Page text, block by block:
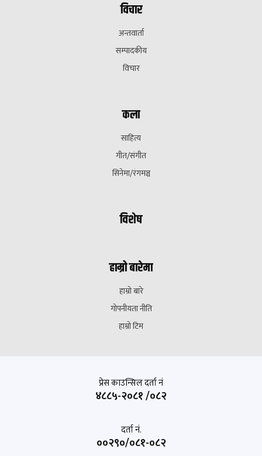
विचार
अन्तवार्ता
सम्पादकीय
विचार
कला
साहित्य
गीत/संगीत
सिनेमा/रंगमञ्च
विशेष
हाम्रो बारेमा
हाम्रो बारे
गोपनीयता नीति
हाम्रो टिम
प्रेस काउन्सिल दर्ता नं
४८८५-२०८१ /०८२
दर्ता नं.
००२९०/०८१-०८२